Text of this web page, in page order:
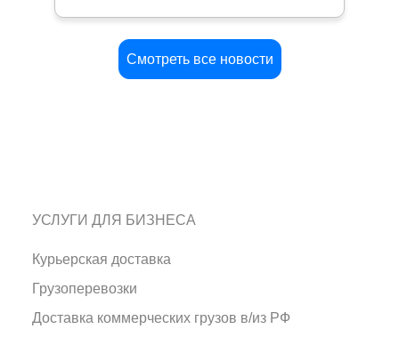
Смотреть все новости
УСЛУГИ ДЛЯ БИЗНЕСА
Курьерская доставка
Грузоперевозки
Доставка коммерческих грузов в/из РФ